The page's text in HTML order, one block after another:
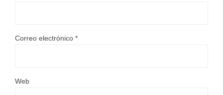
Correo electrónico *
Web